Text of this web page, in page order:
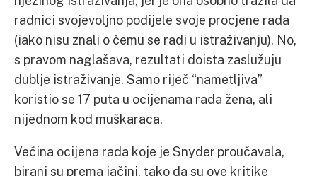
radnici svojevoljno podijele svoje procjene rada
(iako nisu znali o čemu se radi u istraživanju). No,
s pravom naglašava, rezultati doista zaslužuju
dublje istraživanje. Samo riječ “nametljiva”
koristio se 17 puta u ocijenama rada žena, ali
nijednom kod muškaraca.
Većina ocijena rada koje je Snyder proučavala,
birani su prema jačini, tako da su ove kritike